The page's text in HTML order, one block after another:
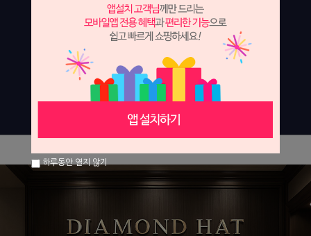
하루동안 열지 않기